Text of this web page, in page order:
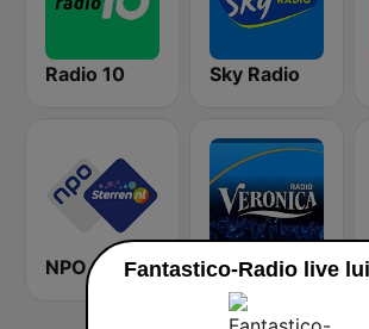
Radio 10 Sky Radio
NPO Sterren Radio Veronica